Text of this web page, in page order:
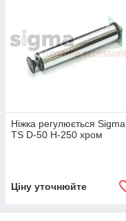
Ніжка регулюється Sigma
TS D-50 H-250 хром
Ціну уточнюйте